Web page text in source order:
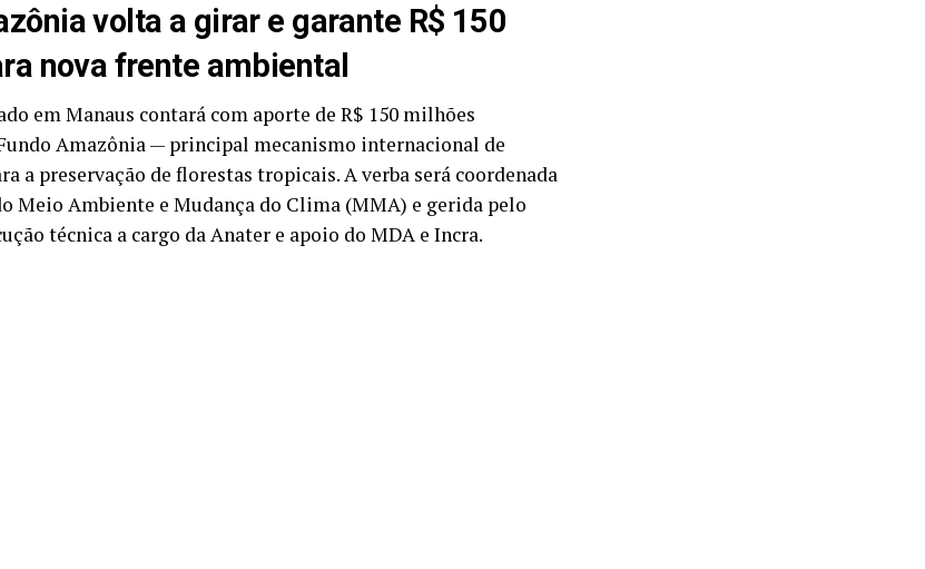
volta a girar e garante R$ 150
nova frente ambiental
em Manaus contará com aporte de R$ 150 milhões
Amazônia — principal mecanismo internacional de
a preservação de florestas tropicais. A verba será coordenada
Meio Ambiente e Mudança do Clima (MMA) e gerida pelo
técnica a cargo da Anater e apoio do MDA e Incra.